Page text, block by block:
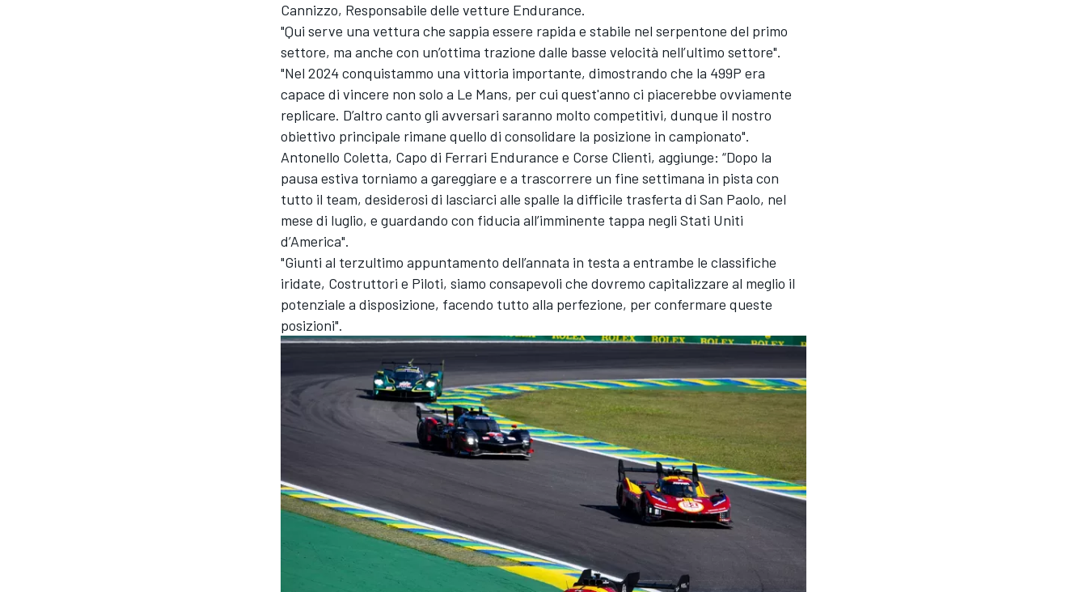
Cannizzo, Responsabile delle vetture Endurance.
"Qui serve una vettura che sappia essere rapida e stabile nel serpentone del primo
settore, ma anche con un’ottima trazione dalle basse velocità nell’ultimo settore".
"Nel 2024 conquistammo una vittoria importante, dimostrando che la 499P era
capace di vincere non solo a Le Mans, per cui quest'anno ci piacerebbe ovviamente
replicare. D’altro canto gli avversari saranno molto competitivi, dunque il nostro
obiettivo principale rimane quello di consolidare la posizione in campionato".
Antonello Coletta, Capo di Ferrari Endurance e Corse Clienti, aggiunge: “Dopo la
pausa estiva torniamo a gareggiare e a trascorrere un fine settimana in pista con
tutto il team, desiderosi di lasciarci alle spalle la difficile trasferta di San Paolo, nel
mese di luglio, e guardando con fiducia all’imminente tappa negli Stati Uniti
d’America".
"Giunti al terzultimo appuntamento dell’annata in testa a entrambe le classifiche
iridate, Costruttori e Piloti, siamo consapevoli che dovremo capitalizzare al meglio il
potenziale a disposizione, facendo tutto alla perfezione, per confermare queste
posizioni".